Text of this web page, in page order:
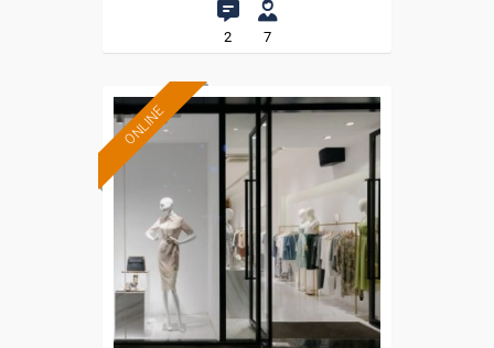
2 7
ONLINE
Formación 100%
subvencionada.
Para desempleados,
trabajadores y autónomos.
Sector
-Grandes Almacenes.